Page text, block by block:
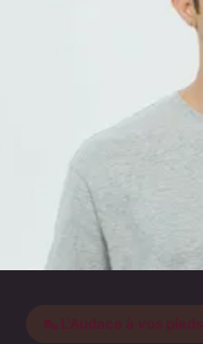
👠 L'Audace à vos pieds